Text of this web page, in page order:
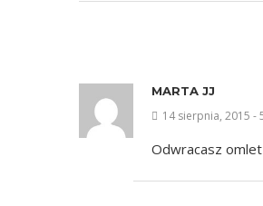
MARTA JJ
14 sierpnia, 2015 -
Odwracasz